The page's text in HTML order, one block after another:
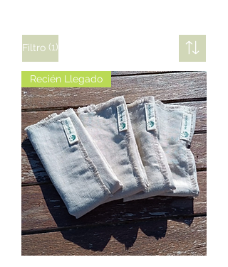
Filtro (1)
Recién Llegado